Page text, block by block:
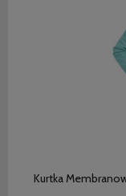
Kurtka